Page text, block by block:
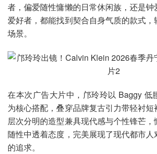
者，偏爱随性慵懒的日常休闲族，还是钟
爱好者，都能找到契合自身气质的款式
场景。
在本次广告大片中，邝玲玲以 Baggy 低
为核心搭配，叠穿品牌复古引力带轻衬短
层次分明的造型兼具现代感与个性锋芒，
随性中透着态度，完美展现了现代都市
的追求。